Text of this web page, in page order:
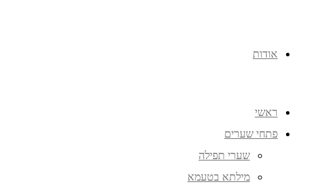
אודות
ראשי
פתחי שערים
שערי תפילה
מילתא בטעמא